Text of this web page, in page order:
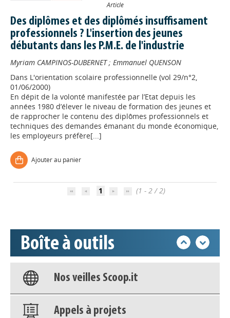
Article
Des diplômes et des diplômés insuffisament
professionnels ? L'insertion des jeunes
débutants dans les P.M.E. de l'industrie
Myriam CAMPINOS-DUBERNET; Emmanuel QUENSON
Dans L'orientation scolaire professionnelle (vol 29/n°2,
01/06/2000)
En dépit de la volonté manifestée par l’Etat depuis les
années 1980 d’élever le niveau de formation des jeunes et
de rapprocher le contenu des diplômes professionnels et
techniques des demandes émanant du monde économique,
les employeurs préfère[...]
Ajouter au panier
1 (1 - 2 / 2)
Boîte à outils
Appels à projets
Base documentaire
Nos veilles Scoop.it
Appels à projets